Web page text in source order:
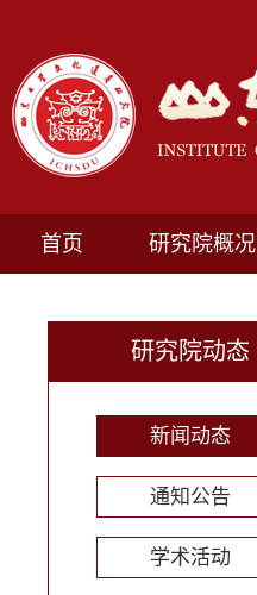
首页 研究院概况
研究院动态
新闻动态
通知公告
学术活动